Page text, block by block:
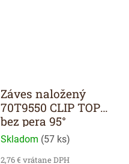
Záves naložený
70T9550 CLIP TOP
bez pera 95°
Skladom (57 ks)
2,76 € vrátane DPH